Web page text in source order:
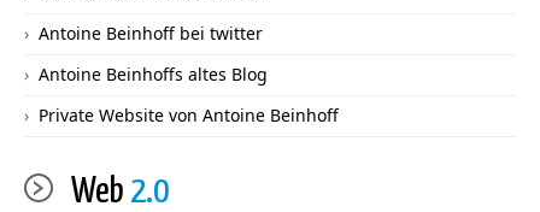
Antoine Beinhoff bei twitter
Antoine Beinhoffs altes Blog
Private Website von Antoine Beinhoff
Web 2.0